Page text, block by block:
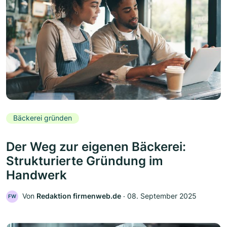
Bäckerei gründen
Der Weg zur eigenen Bäckerei:
Strukturierte Gründung im
Handwerk
FW Von Redaktion firmenweb.de ‧ 08. September 2025